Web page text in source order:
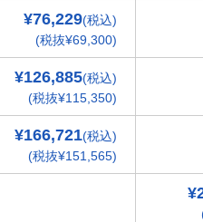
¥76,229(税込)
(税抜¥69,300)
¥126,885(税込)
(税抜¥115,350)
¥166,721(税込)
(税抜¥151,565)